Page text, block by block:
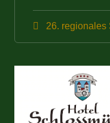
26. regionales